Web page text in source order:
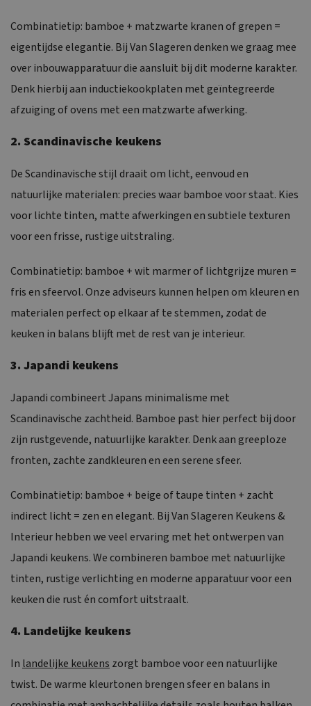
Combinatietip: bamboe + matzwarte kranen of grepen =
eigentijdse elegantie. Bij Van Slageren denken we graag mee
over inbouwapparatuur die aansluit bij dit moderne karakter.
Denk hierbij aan inductiekookplaten met geïntegreerde
afzuiging of ovens met een matzwarte afwerking.
2. Scandinavische keukens
De Scandinavische stijl draait om licht, eenvoud en
natuurlijke materialen: precies waar bamboe voor staat. Kies
voor lichte tinten, matte afwerkingen en subtiele texturen
voor een frisse, rustige uitstraling.
Combinatietip: bamboe + wit marmer of lichtgrijze muren =
fris en sfeervol. Onze adviseurs kunnen helpen om kleuren en
materialen perfect op elkaar af te stemmen, zodat de
keuken in balans blijft met de rest van je interieur.
3. Japandi keukens
Japandi combineert Japans minimalisme met
Scandinavische zachtheid. Bamboe past hier perfect bij door
zijn rustgevende, natuurlijke karakter. Denk aan greeploze
fronten, zachte zandkleuren en een serene sfeer.
Combinatietip: bamboe + beige of taupe tinten + zacht
indirect licht = zen en elegant. Bij Van Slageren Keukens &
Interieur hebben we veel ervaring met het ontwerpen van
Japandi keukens. We combineren bamboe met natuurlijke
tinten, rustige verlichting en moderne apparatuur voor een
keuken die rust én comfort uitstraalt.
4. Landelijke keukens
In landelijke keukens zorgt bamboe voor een natuurlijke
twist. De warme kleurtonen brengen sfeer en balans in